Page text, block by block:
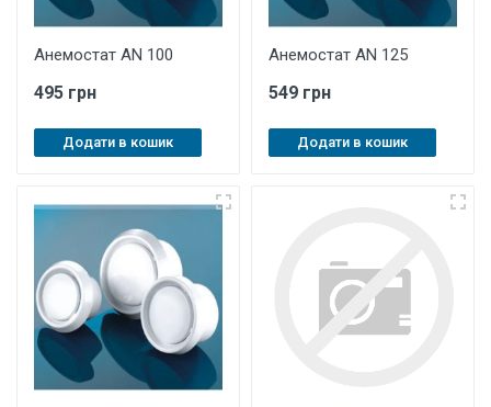
Анемостат AN 100
495 грн
Додати в кошик
Анемостат AN 125
549 грн
Додати в кошик